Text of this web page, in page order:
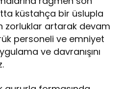
küstahça bir üslupla
zorluklar artarak devam
personeli ve emniyet
ve davranışını